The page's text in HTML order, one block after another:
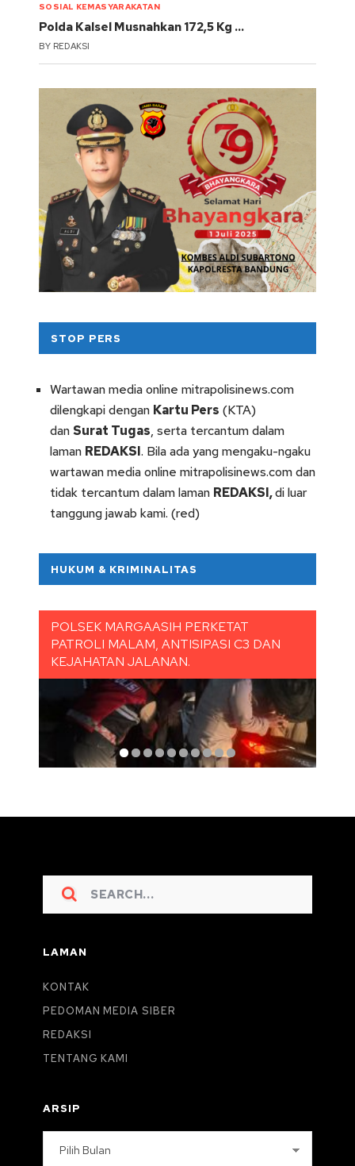
SOSIAL KEMASYARAKATAN
Polda Kalsel Musnahkan 172,5 Kg …
BY REDAKSI
STOP PERS
Wartawan media online mitrapolisinews.com
dilengkapi dengan Kartu Pers (KTA)
dan Surat Tugas, serta tercantum dalam
laman REDAKSI. Bila ada yang mengaku-ngaku
wartawan media online mitrapolisinews.com dan
tidak tercantum dalam laman REDAKSI,di luar
tanggung jawab kami. (red)
HUKUM & KRIMINALITAS
POLSEK MARGAASIH PERKETAT
PATROLI MALAM, ANTISIPASI C3 DAN
KEJAHATAN JALANAN.
LAMAN
KONTAK
PEDOMAN MEDIA SIBER
REDAKSI
TENTANG KAMI
ARSIP